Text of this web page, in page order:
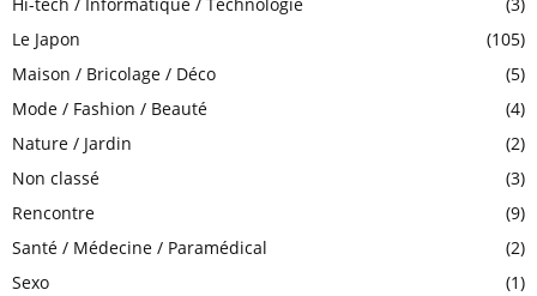
Le Japon
(105)
Maison / Bricolage / Déco
(5)
Mode / Fashion / Beauté
(4)
Nature / Jardin
(2)
Non classé
(3)
Rencontre
(9)
Santé / Médecine / Paramédical
(2)
Sexo
(1)